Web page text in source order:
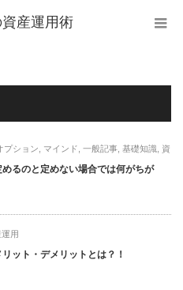
産運用術
プション マインド 一般記事, 基礎知識
資
るのと定めない場合では何がちが
運用
ット・デメリットとは？！